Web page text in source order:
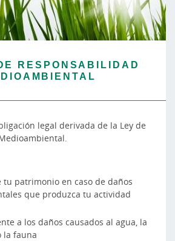
RESPONSABILIDAD
legal derivada de la Ley de
tu patrimonio en caso de daños
que produzca tu actividad
a los daños causados al agua, la
la fauna